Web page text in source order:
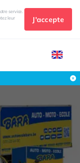
service.
leur
J'accepte